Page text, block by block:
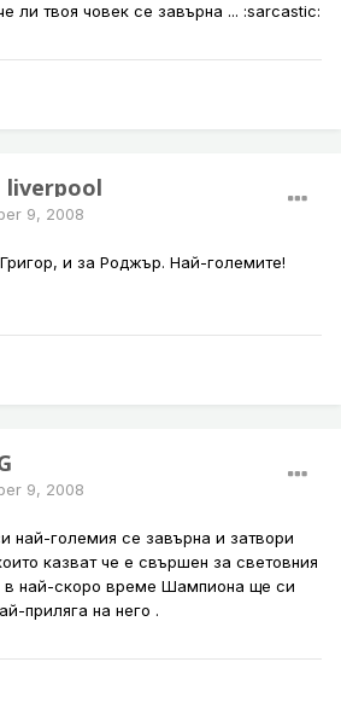
ли твоя човек се завърна ... :sarcastic:
9, 2008
и за Роджър. Най-големите!
9, 2008
най-големия се завърна и затвори
казват че е свършен за световния
в най-скоро време Шампиона ще си
приляга на него .